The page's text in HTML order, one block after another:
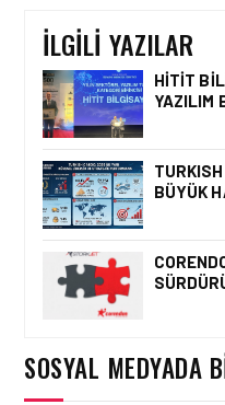
İLGILI YAZILAR
HITIT
YAZILIM
BÜYÜK
SOSYAL MEDYADA